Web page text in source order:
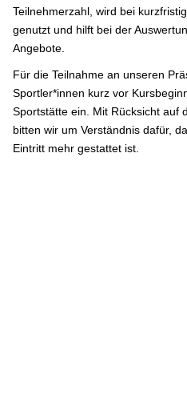
Teilnehmerzahl, wird bei
genutzt und hilft bei der
Angebote.
Für die Teilnahme an unseren
Sportler*innen kurz vor
Sportstätte ein. Mit Rücksicht auf
bitten wir um Verständnis dafür,
Eintritt mehr gestattet ist.